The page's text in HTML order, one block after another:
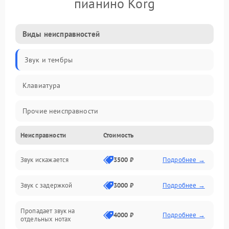
Виды неисправностей
Звук и тембры
Клавиатура
Прочие неисправности
Включение и работа
Управление и электроника
Подключения и интерфейсы
Педали и стойка
Неисправности Стоимость
Звук искажается 3500 ₽ Подробнее →
Звук с задержкой 3000 ₽ Подробнее →
Пропадает звук на
отдельных нотах
4000 ₽ Подробнее →